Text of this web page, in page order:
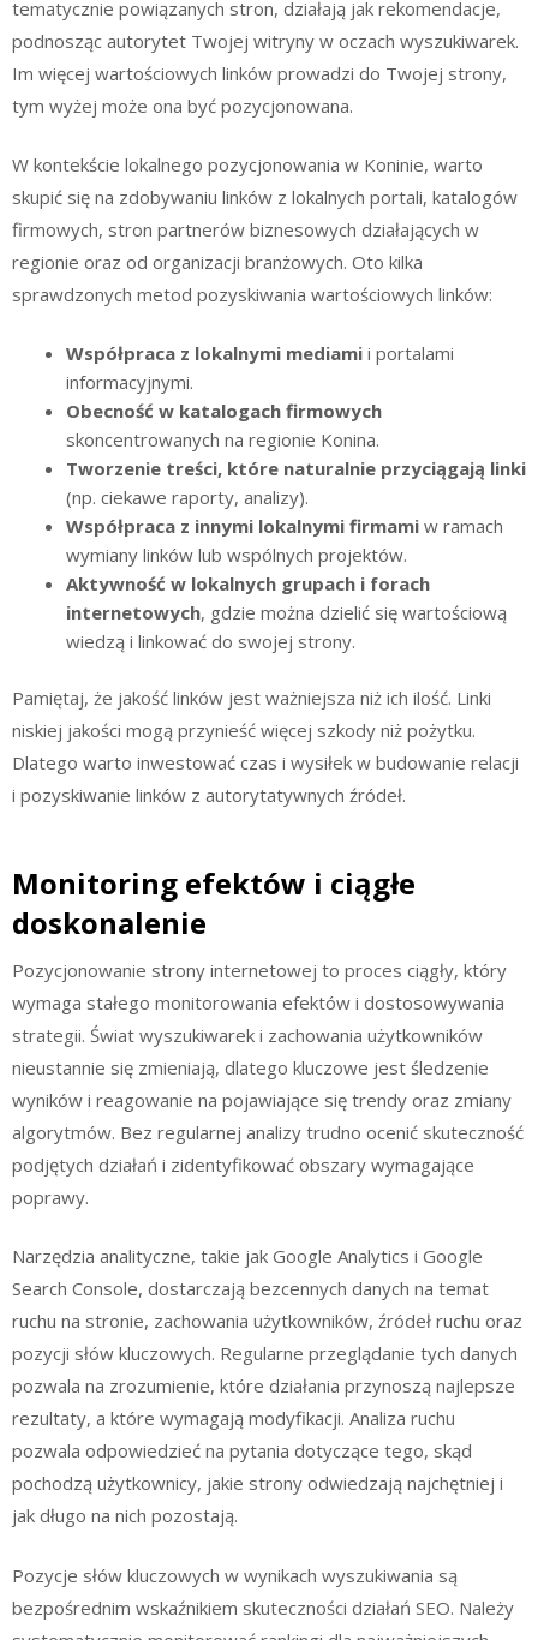
tematycznie powiązanych stron, działają jak rekomendacje,
podnosząc autorytet Twojej witryny w oczach wyszukiwarek.
Im więcej wartościowych linków prowadzi do Twojej strony,
tym wyżej może ona być pozycjonowana.
W kontekście lokalnego pozycjonowania w Koninie, warto
skupić się na zdobywaniu linków z lokalnych portali, katalogów
firmowych, stron partnerów biznesowych działających w
regionie oraz od organizacji branżowych. Oto kilka
sprawdzonych metod pozyskiwania wartościowych linków:
Współpraca z lokalnymi mediami i portalami
informacyjnymi.
Obecność w katalogach firmowych
skoncentrowanych na regionie Konina.
Tworzenie treści, które naturalnie przyciągają linki
(np. ciekawe raporty, analizy).
Współpraca z innymi lokalnymi firmami w ramach
wymiany linków lub wspólnych projektów.
Aktywność w lokalnych grupach i forach
internetowych, gdzie można dzielić się wartościową
wiedzą i linkować do swojej strony.
Pamiętaj, że jakość linków jest ważniejsza niż ich ilość. Linki
niskiej jakości mogą przynieść więcej szkody niż pożytku.
Dlatego warto inwestować czas i wysiłek w budowanie relacji
i pozyskiwanie linków z autorytatywnych źródeł.
Monitoring efektów i ciągłe
doskonalenie
Pozycjonowanie strony internetowej to proces ciągły, który
wymaga stałego monitorowania efektów i dostosowywania
strategii. Świat wyszukiwarek i zachowania użytkowników
nieustannie się zmieniają, dlatego kluczowe jest śledzenie
wyników i reagowanie na pojawiające się trendy oraz zmiany
algorytmów. Bez regularnej analizy trudno ocenić skuteczność
podjętych działań i zidentyfikować obszary wymagające
poprawy.
Narzędzia analityczne, takie jak Google Analytics i Google
Search Console, dostarczają bezcennych danych na temat
ruchu na stronie, zachowania użytkowników, źródeł ruchu oraz
pozycji słów kluczowych. Regularne przeglądanie tych danych
pozwala na zrozumienie, które działania przynoszą najlepsze
rezultaty, a które wymagają modyfikacji. Analiza ruchu
pozwala odpowiedzieć na pytania dotyczące tego, skąd
pochodzą użytkownicy, jakie strony odwiedzają najchętniej i
jak długo na nich pozostają.
Pozycje słów kluczowych w wynikach wyszukiwania są
bezpośrednim wskaźnikiem skuteczności działań SEO. Należy